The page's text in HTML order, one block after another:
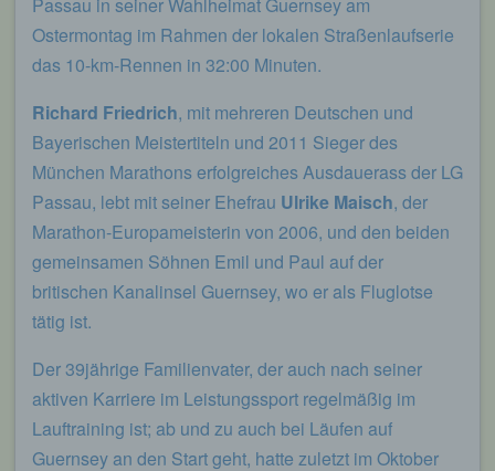
Ostermontag im Rahmen der lokalen Straßenlaufserie
das 10-km-Rennen in 32:00 Minuten.
Richard Friedrich, mit mehreren Deutschen und
Bayerischen Meistertiteln und 2011 Sieger des
München Marathons erfolgreiches Ausdauerass der LG
Passau, lebt mit seiner Ehefrau Ulrike Maisch, der
Marathon-Europameisterin von 2006, und den beiden
gemeinsamen Söhnen Emil und Paul auf der
britischen Kanalinsel Guernsey, wo er als Fluglotse
tätig ist.
Der 39jährige Familienvater, der auch nach seiner
aktiven Karriere im Leistungssport regelmäßig im
Lauftraining ist; ab und zu auch bei Läufen auf
Guernsey an den Start geht, hatte zuletzt im Oktober
Eingabemaske, die für die Registrierung
verwendet wird. Die von der betroffenen Person
eingegebenen personenbezogenen Daten werden
ausschließlich für die interne Verwendung bei dem
eigene Zwecke erhoben und gespeichert. Der für
Weitergabe an einen oder mehrere
Auftragsverarbeiter, beispielsweise einen
Paketdienstleister, veranlassen, der die
personenbezogenen Daten ebenfalls
ausschließlich für eine interne Verwendung, die
dem für die Verarbeitung Verantwortlichen
zuzurechnen ist, nutzt.
Durch eine Registrierung auf der Internetseite des
für die Verarbeitung Verantwortlichen wird ferner
betroffenen Person vergebene IP-Adresse, das
Datum sowie die Uhrzeit der Registrierung
vor dem Hintergrund, dass nur so der Missbrauch
unserer Dienste verhindert werden kann, und